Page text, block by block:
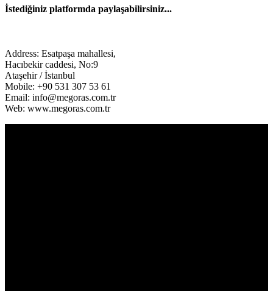
İstediğiniz platformda paylaşabilirsiniz...
Address: Esatpaşa mahallesi,
Hacıbekir caddesi, No:9
Ataşehir / İstanbul
Mobile: +90 531 307 53 61
Email: info@megoras.com.tr
Web: www.megoras.com.tr